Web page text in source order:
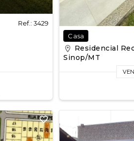
Ref.: 3429
Casa
Residencial
Sinop/MT